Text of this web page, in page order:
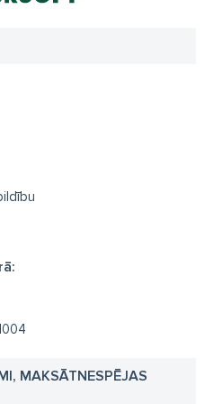
MAKSĀTNESPĒJAS